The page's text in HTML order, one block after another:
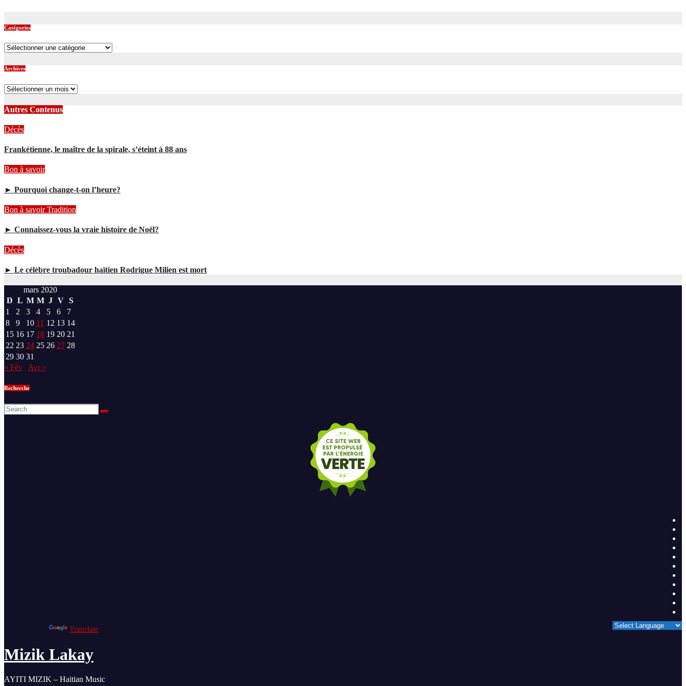
Catégories
Catégories
Archives
Archives
Autres Contenus
Décès
Frankétienne, le maître de la spirale, s’éteint à 88 ans
Bon à savoir
► Pourquoi change-t-on l’heure?
Bon à savoirTradition
► Connaissez-vous la vraie histoire de Noël?
Décès
► Le célèbre troubadour haïtien Rodrigue Milien est mort
mars 2020
D L M M J V S
1
2 3 4 5 6
7
8
9 10 11 12 13 14
15 16 17 18 19 20 21
22 23 24 25 26 27 28
29 30 31
« Fév
Avr »
Recherche
Translate
Mizik Lakay
AYITI MIZIK – Haitian Music